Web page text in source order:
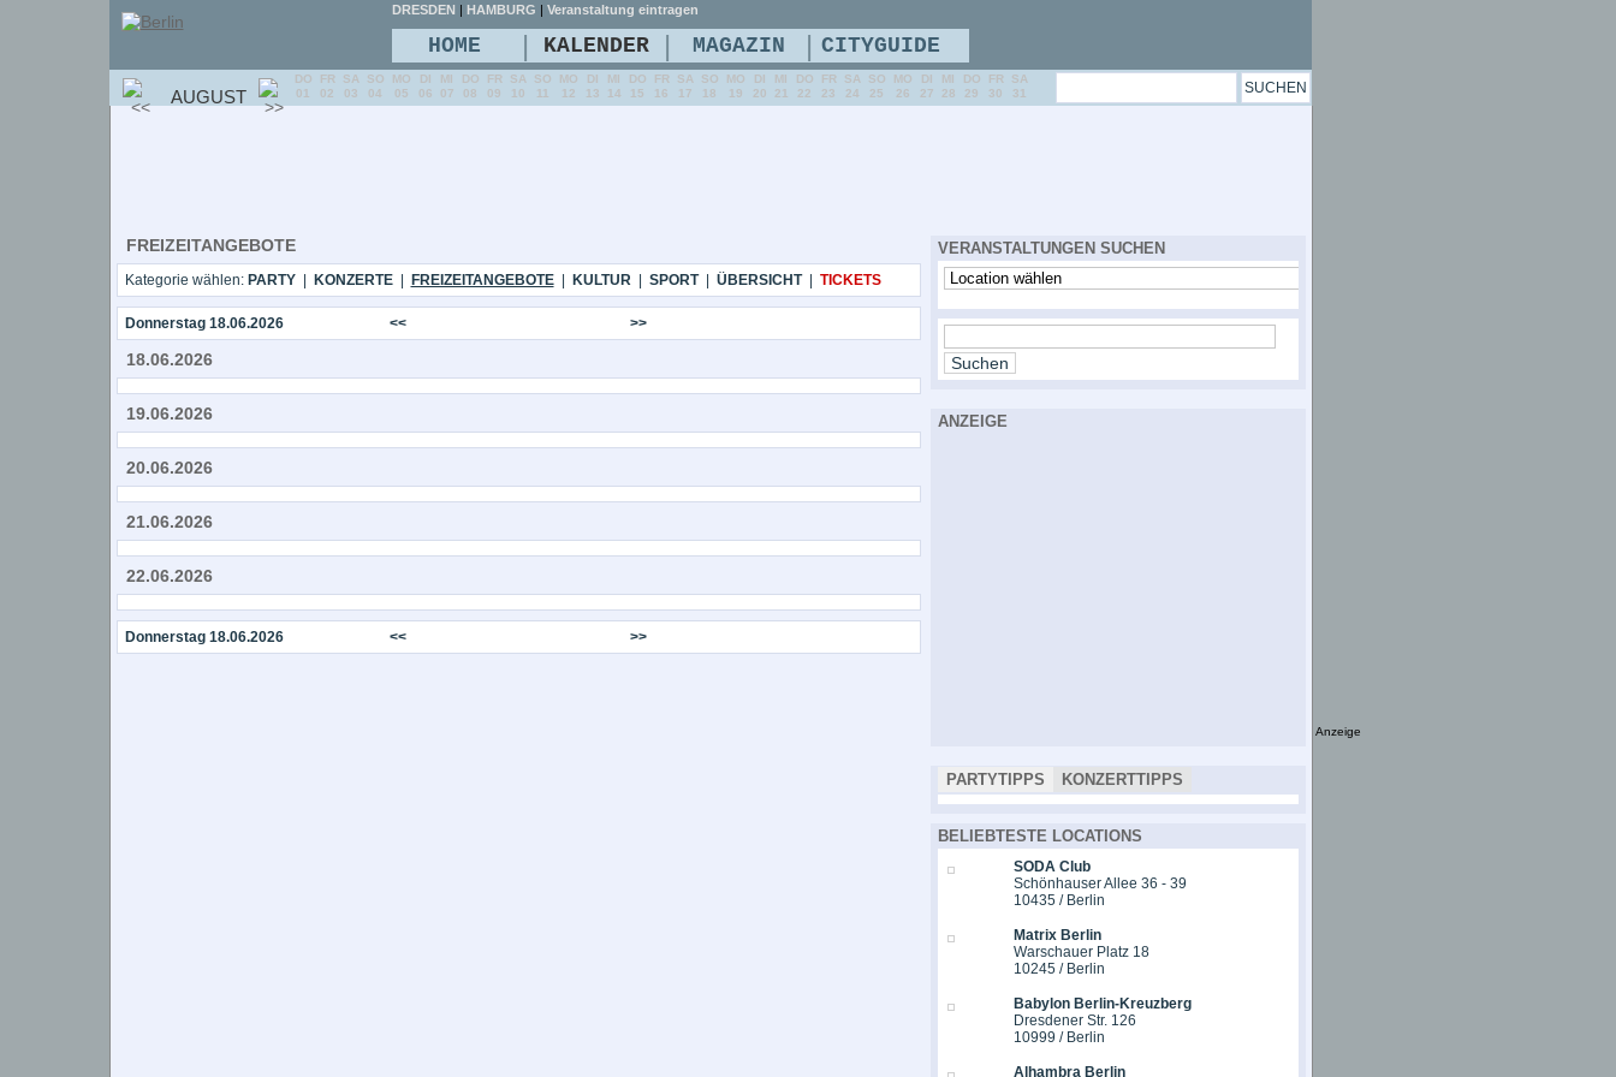
FREIZEITANGEBOTE
Kategorie wählen: PARTY| KONZERTE| FREIZEITANGEBOTE| KULTUR| SPORT| ÜBERSICHT| TICKETS
Donnerstag 18.06.2026 << >>
18.06.2026
19.06.2026
20.06.2026
21.06.2026
22.06.2026
Donnerstag 18.06.2026 << >>
VERANSTALTUNGEN SUCHEN
ANZEIGE
PARTYTIPPS KONZERTTIPPS
BELIEBTESTE LOCATIONS
SODA Club
Schönhauser Allee 36 - 39
10435 / Berlin
Matrix Berlin
Warschauer Platz 18
10245 / Berlin
Babylon Berlin-Kreuzberg
Dresdener Str. 126
10999 / Berlin
Alhambra Berlin
DRESDEN | HAMBURG | Veranstaltung eintragen
HOME | KALENDER | MAGAZIN | CITYGUIDE
AUGUST
DO
01
FR
02
SA
03
SO
04
MO
05
DI
06
MI
07
DO
08
FR
09
SA
10
SO
11
MO
12
DI
13
MI
14
DO
15
FR
16
SA
17
SO
18
MO
19
DI
20
MI
21
DO
22
FR
23
SA
24
SO
25
MO
26
DI
27
MI
28
DO
29
FR
30
SA
31
Anzeige